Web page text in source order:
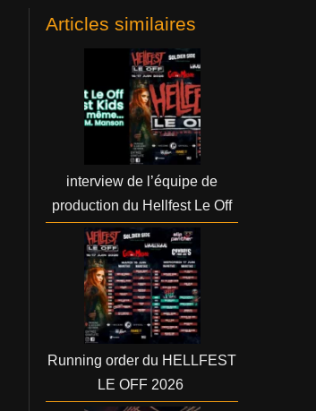
Articles similaires
interview de l’équipe de
production du Hellfest Le Off
Running order du HELLFEST
LE OFF 2026